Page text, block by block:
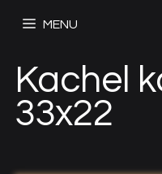
MENU
Kachel
33x22